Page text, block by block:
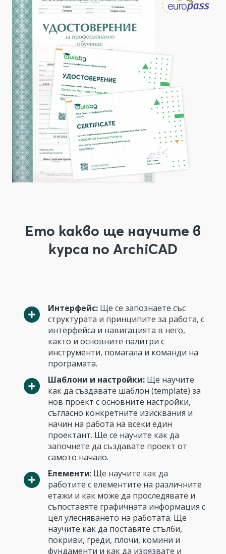
Ето какво ще научите в
курса по ArchiCAD
Интерфейс: Ще се запознаете със
структурата и принципите за работа, с
интерфейса и навигацията в него,
както и основните палитри с
инструменти, помагала и команди на
програмата.
Шаблони и настройки: Ще научите
как да създавате шаблон (template) за
нов проект с основните настройки,
съгласно конкретните изисквания и
начин на работа на всеки един
проектант. Ще се научите как да
започнете да създавате проект от
самото начало.
Елементи: Ще научите как да
работите с елементите на различните
етажи и как може да проследявате и
съпоставяте графичната информация с
цел улесняването на работата. Ще
научите как да поставяте стълби,
покриви, греди, плочи, комини и
фундаменти и как да изрязвате и